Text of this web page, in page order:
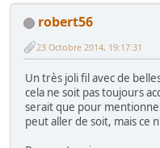
robert56
23 Octobre 2014, 19:17:31
Un très joli fil avec de
cela ne soit pas toujours
serait que pour
peut aller de soit, mais ce